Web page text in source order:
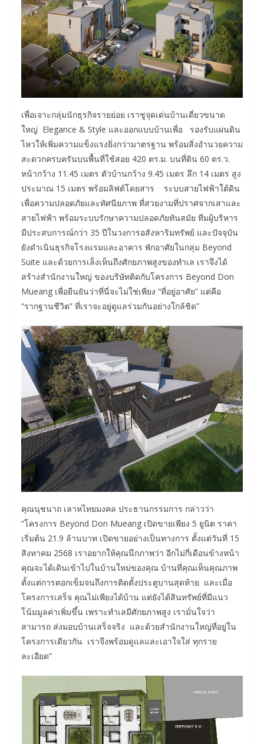
เพื่อเจาะกลุ่มนักธุรกิจรายย่อย เราชูจุดเด่นบ้านเดี่ยวขนาด
ใหญ่ Elegance & Style และออกแบบบ้านเพื่อ รองรับแผ่นดิน
ไหวให้เพิ่มความแข็งแรงยิ่งกว่ามาตรฐาน พร้อมสิ่งอำนวยความ
สะดวกครบครันบนพื้นที่ใช้สอย 420 ตร.ม. บนที่ดิน 60 ตร.ว.
หน้ากว้าง 11.45 เมตร ตัวบ้านกว้าง 9.45 เมตร ลึก 14 เมตร สูง
ประมาณ 15 เมตร พร้อมลิฟต์โดยสาร ระบบสายไฟฟ้าใต้ดิน
เพื่อความปลอดภัยและทัศนียภาพ ที่สวยงามที่ปราศจากเสาและ
สายไฟฟ้า พร้อมระบบรักษาความปลอดภัยทันสมัย ทีมผู้บริหาร
มีประสบการณ์กว่า 35 ปีในวงการอสังหาริมทรัพย์ และปัจจุบัน
ยังดำเนินธุรกิจโรงแรมและอาคาร พักอาศัยในกลุ่ม Beyond
Suite และด้วยการเล็งเห็นถึงศักยภาพสูงของทำเล เราจึงได้
สร้างสำนักงานใหญ่ ของบริษัทติดกับโครงการ Beyond Don
Mueang เพื่อยืนยันว่าที่นี่จะไม่ใช่เพียง “ที่อยู่อาศัย” แต่คือ
“รากฐานชีวิต” ที่เราจะอยู่ดูแลร่วมกันอย่างใกล้ชิด”
คุณนุชนาถ เลาหไทยมงคล ประธานกรรมการ กล่าวว่า
“โครงการ Beyond Don Mueang เปิดขายเพียง 5 ยูนิต ราคา
เริ่มต้น 21.9 ล้านบาท เปิดขายอย่างเป็นทางการ ตั้งแต่วันที่ 15
สิงหาคม 2568 เราอยากให้คุณนึกภาพว่า อีกไม่กี่เดือนข้างหน้า
คุณจะได้เดินเข้าไปในบ้านใหม่ของคุณ บ้านที่คุณเห็นคุณภาพ
ตั้งแต่การตอกเข็มจนถึงการติดตั้งประตูบานสุดท้าย และเมื่อ
โครงการเสร็จ คุณไม่เพียงได้บ้าน แต่ยังได้สินทรัพย์ที่มีแนว
โน้มมูลค่าเพิ่มขึ้น เพราะทำเลมีศักยภาพสูง เรามั่นใจว่า
สามารถ ส่งมอบบ้านเสร็จจริง และด้วยสำนักงานใหญ่ที่อยู่ใน
โครงการเดียวกัน เราจึงพร้อมดูแลและเอาใจใส่ ทุกราย
ละเอียด”